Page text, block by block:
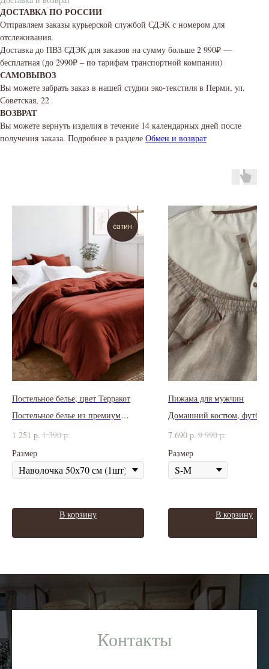
ДОСТАВКА ПО РОССИИ
Отправляем заказы курьерской службой СДЭК с номером для
отслеживания.
Доставка до ПВЗ СДЭК для заказов на сумму больше 2 990₽ —
бесплатная (до 2990₽ – по тарифам транспортной компании)
САМОВЫВОЗ
Вы можете забрать заказ в нашей студии эко-текстиля в Перми, ул.
Советская, 22
ВОЗВРАТ
Вы можете вернуть изделия в течение 14 календарных дней после
получения заказа. Подробнее в разделе Обмен и возврат
сатин
Постельное белье, цвет Терракот
Постельное белье из премиум
1 251 р. 1 390 р.
Размер
В корзину
Пижама для мужчин
Домашний костюм,
7 690 р. 9 990 р.
Размер
В корзину
Контакты